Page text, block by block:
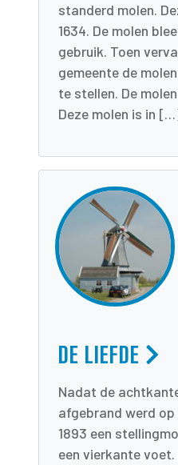
standerd molen.
1634. De molen
gebruik. Toen
gemeente de
te stellen. De
Deze molen is in
DE LIEFDE
Nadat de
afgebrand werd
1893 een
een vierkante voet.